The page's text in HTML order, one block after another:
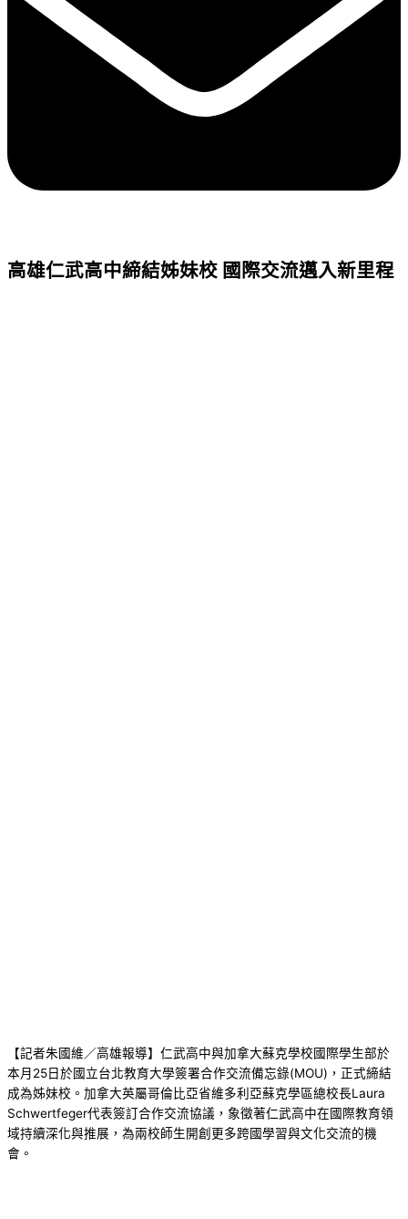
高雄仁武高中締結姊妹校 國際交流邁入新里程
【記者朱國維／高雄報導】仁武高中與加拿大蘇克學校國際學生部於
本月25日於國立台北教育大學簽署合作交流備忘錄(MOU)，正式締結
成為姊妹校。加拿大英屬哥倫比亞省維多利亞蘇克學區總校長Laura
Schwertfeger代表簽訂合作交流協議，象徵著仁武高中在國際教育領
域持續深化與推展，為兩校師生開創更多跨國學習與文化交流的機
會。